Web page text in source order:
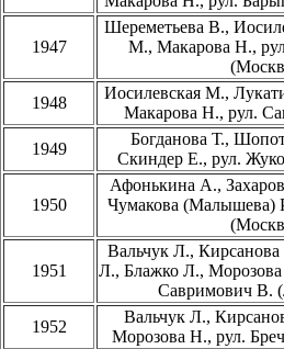
1947
Шереметьева В.,
М., Макарова Н.,
1948
Иосилевская М.,
Макарова Н., рул.
1949
Богданова Т.,
Скиндер Е., рул.
1950
Афонькина А.,
Чумакова (Малышева)
1951
Вальчук Л.,
Л., Блажко Л.,
Савримович В.
1952
Вальчук Л.,
Морозова Н., рул.